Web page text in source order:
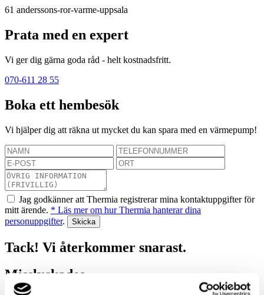
61 anderssons-ror-varme-uppsala
Prata med en expert
Vi ger dig gärna goda råd - helt kostnadsfritt.
070-611 28 55
Boka ett hembesök
Vi hjälper dig att räkna ut mycket du kan spara med en värmepump!
Jag godkänner att Thermia registrerar mina kontaktuppgifter för
mitt ärende. * Läs mer om hur Thermia hanterar dina
personuppgifter.
Tack! Vi återkommer snarast.
Misslyckades